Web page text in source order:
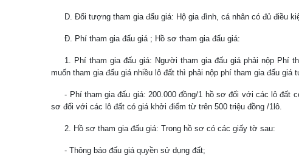
D. Đối tượng tham gia đấu giá: Hộ gia đình, cá nhân có đủ điều
Đ. Phí tham gia đấu giá ; Hồ sơ tham gia đấu giá:
1. Phí tham gia đấu giá: Người tham gia đấu giá phải nộp Phí
muốn tham gia đấu giá nhiều lô đất thì phải nộp phí tham gia đấu
- Phí tham gia đấu giá: 200.000 đồng/1 hồ sơ đối với các lô đất
sơ đối với các lô đất có giá khởi điểm từ trên 500 triệu đồng /1lô.
2. Hồ sơ tham gia đấu giá: Trong hồ sơ có các giấy tờ sau:
- Thông báo đấu giá quyền sử dụng đất;